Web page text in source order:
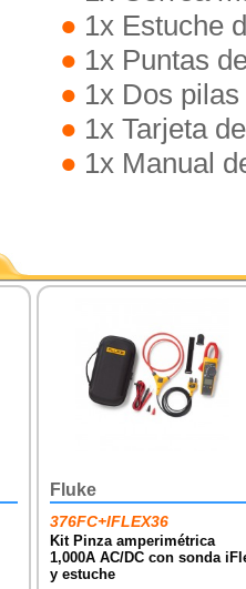
1x Estuche
1x Puntas
1x Dos
1x Tarjeta
1x Manual
Fluke
376FC+IFLEX36
Kit Pinza amperimétrica
1,000A AC/DC con sonda
y estuche